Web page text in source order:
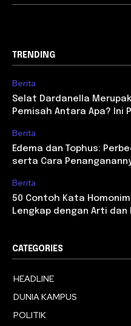
TRENDING
Berita
Selat Dardanella
Pemisah Antara Apa? Ini
Berita
Edema dan Tophus:
serta Cara
Berita
50 Contoh Kata
Lengkap dengan Arti dan
CATEGORIES
HEADLINE
DUNIA KAMPUS
POLITIK